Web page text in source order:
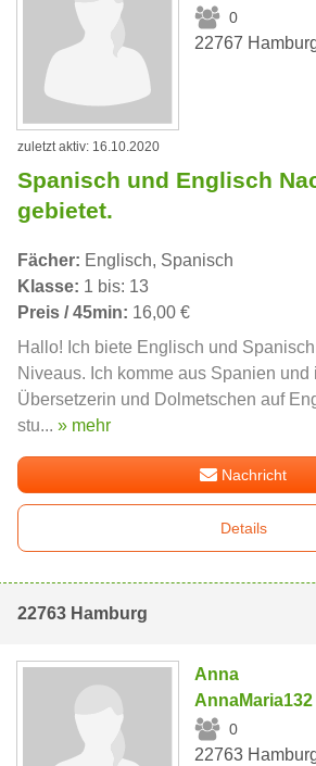
0
22767
zuletzt aktiv: 16.10.2020
Spanisch und Englisch
gebietet.
Fächer: Englisch, Spanisch
Klasse: 1 bis: 13
Preis / 45min: 16,00 €
Hallo! Ich biete Englisch und
Niveaus. Ich komme aus Spanien und
Übersetzerin und Dolmetschen auf
stu... » mehr
Nachricht
Details
22763 Hamburg
Anna
AnnaMaria132
0
22763